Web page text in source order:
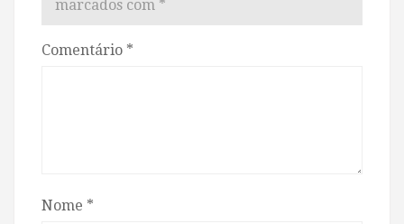
marcados com *
Comentário *
Nome *